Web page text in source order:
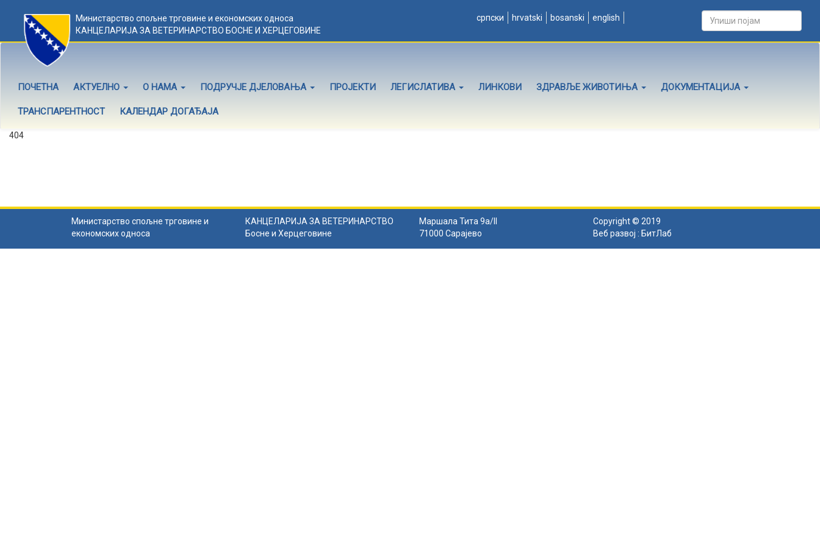
Министарство спољне трговине и економских односа
КАНЦЕЛАРИЈА ЗА ВЕТЕРИНАРСТВО БОСНЕ И ХЕРЦЕГОВИНЕ
српски hrvatski bosanski english
ПОЧЕТНА АКТУЕЛНО О НАМА ПОДРУЧЈЕ ДЈЕЛОВАЊА ПРОЈЕКТИ ЛЕГИСЛАТИВА ЛИНКОВИ ЗДРАВЉЕ ЖИВОТИЊА ДОКУМЕНТАЦИЈА
ТРАНСПАРЕНТНОСТ КАЛЕНДАР ДОГАЂАЈА
404
Министарство спољне трговине и
економских односа
КАНЦЕЛАРИЈА ЗА ВЕТЕРИНАРСТВО
Босне и Херцеговине
Маршала Тита 9а/II
71000 Сарајево
Copyright © 2019
Веб развој : БитЛаб